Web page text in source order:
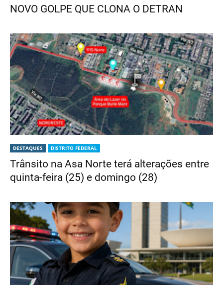
NOVO GOLPE QUE CLONA O DETRAN
DESTAQUES DISTRITO FEDERAL
Trânsito na Asa Norte terá alterações entre
quinta-feira (25) e domingo (28)